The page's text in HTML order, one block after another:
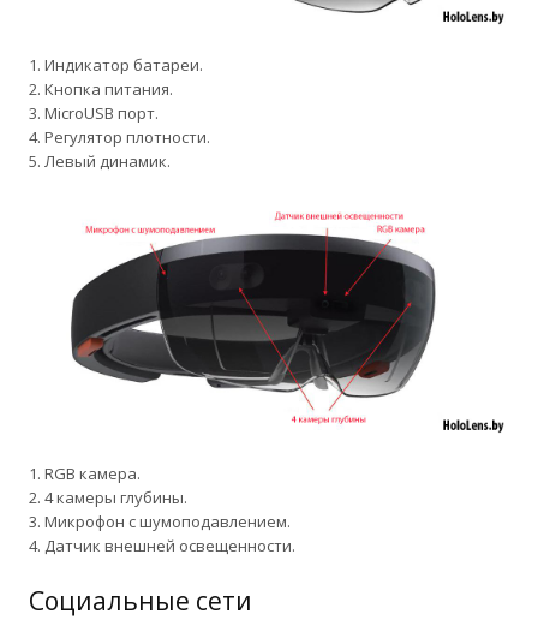
1. Индикатор батареи.
2. Кнопка питания.
3. MicroUSB порт.
4. Pегулятор плотности.
5. Левый динамик.
1. RGB камера.
2. 4 камеры глубины.
3. Микрофон с шумоподавлением.
4. Датчик внешней освещенности.
Социальные сети